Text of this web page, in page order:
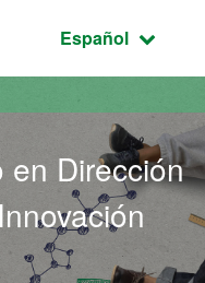
Idioma
Español
en Dirección